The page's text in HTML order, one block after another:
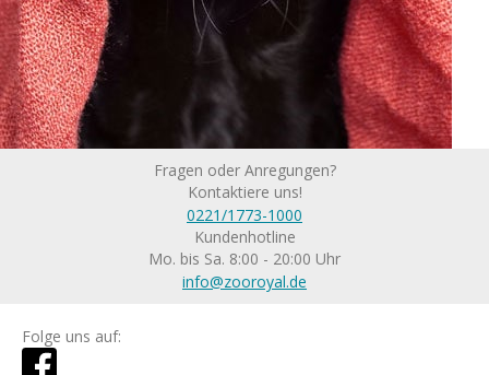
Fragen oder Anregungen?
Kontaktiere uns!
0221/1773-1000
Kundenhotline
Mo. bis Sa. 8:00 - 20:00 Uhr
info@zooroyal.de
Folge uns auf: